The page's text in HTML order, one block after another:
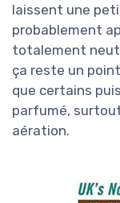
laissent une
probablement
totalement
ça reste un
que certains
parfumé,
aération.